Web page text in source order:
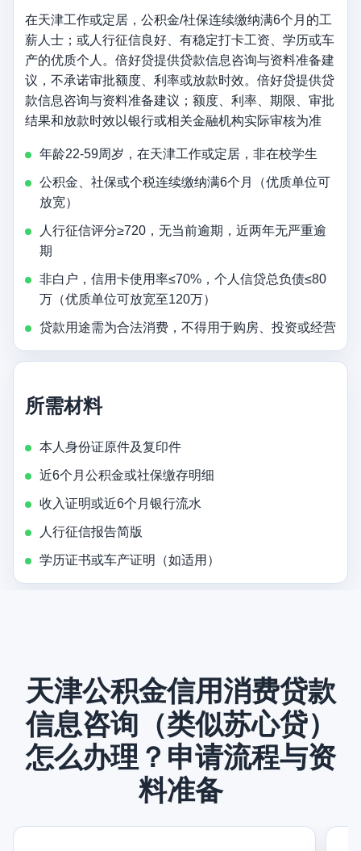
在天津工作或定居，公积金/社保连续缴纳满6个月的工
薪人士；或人行征信良好、有稳定打卡工资、学历或车
产的优质个人。倍好贷提供贷款信息咨询与资料准备建
议，不承诺审批额度、利率或放款时效。倍好贷提供贷
款信息咨询与资料准备建议；额度、利率、期限、审批
结果和放款时效以银行或相关金融机构实际审核为准
年龄22-59周岁，在天津工作或定居，非在校学生
公积金、社保或个税连续缴纳满6个月（优质单位可
放宽）
人行征信评分≥720，无当前逾期，近两年无严重逾
期
非白户，信用卡使用率≤70%，个人信贷总负债≤80
万（优质单位可放宽至120万）
贷款用途需为合法消费，不得用于购房、投资或经营
所需材料
本人身份证原件及复印件
近6个月公积金或社保缴存明细
收入证明或近6个月银行流水
人行征信报告简版
学历证书或车产证明（如适用）
天津公积金信用消费贷款
信息咨询（类似苏心贷）
怎么办理？申请流程与资
料准备